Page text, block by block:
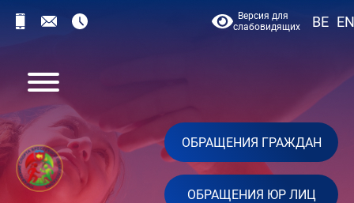
Версия для
слабовидящих
BE EN
ОБРАЩЕНИЯ ГРАЖДАН
ОБРАЩЕНИЯ ЮР ЛИЦ